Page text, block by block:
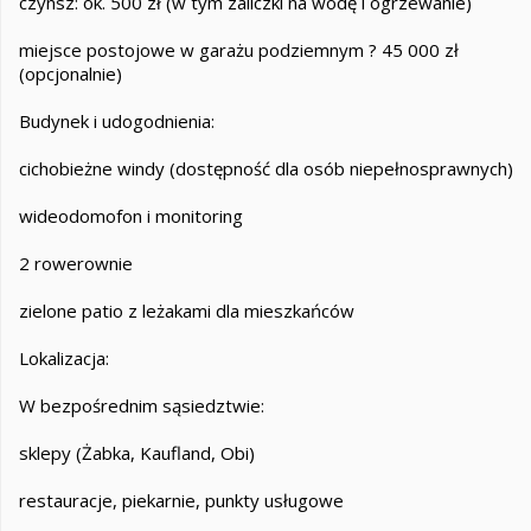
miejsce postojowe w garażu podziemnym ? 45 000 zł
(opcjonalnie)
Budynek i udogodnienia:
cichobieżne windy (dostępność dla osób niepełnosprawnych)
wideodomofon i monitoring
2 rowerownie
zielone patio z leżakami dla mieszkańców
Lokalizacja:
W bezpośrednim sąsiedztwie:
sklepy (Żabka, Kaufland, Obi)
restauracje, piekarnie, punkty usługowe